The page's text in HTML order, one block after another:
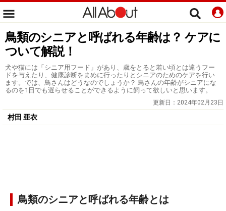
鳥類のシニアと呼ばれる年齢は？ ケアに
ついて解説！
犬や猫には「シニア用フード」があり、歳をとると若い頃とは違うフー
ドを与えたり、健康診断をまめに行ったりとシニアのためのケアを行い
ます。では、鳥さんはどうなのでしょうか？ 鳥さんの年齢がシニアにな
るのを1日でも遅らせることができるように飼って欲しいと思います。
更新日： 2024年02月23日
村田 亜衣
鳥類のシニアと呼ばれる年齢とは